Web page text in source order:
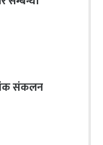
संकलन